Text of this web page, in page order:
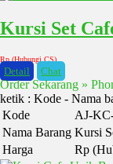
Kursi Set
Rp (Hubungi CS)
Detail Chat
Order Sekarang »
ketik : Kode - Nama
Kode
AJ-
Nama Barang Kursi
Harga
Rp